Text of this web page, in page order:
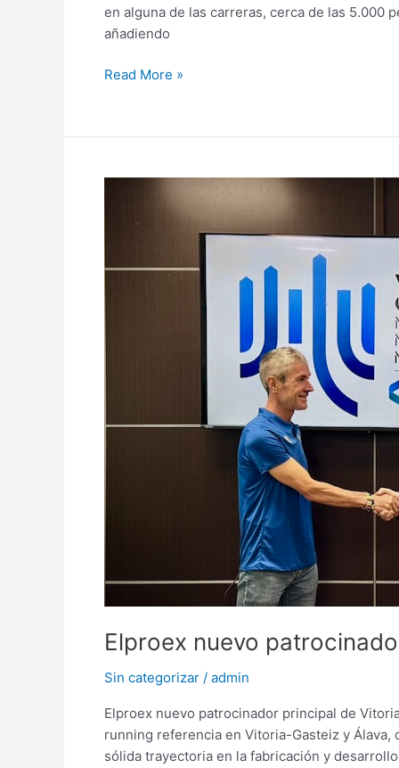
en alguna de las carreras, cerca de las 5.000
añadiendo
Read More »
Elproex nuevo
Sin categorizar / admin
Elproex nuevo patrocinador principal de
running referencia en Vitoria-Gasteiz y
sólida trayectoria en la fabricación y
patrocinador
del